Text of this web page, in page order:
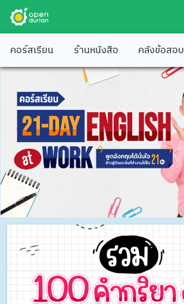
คอร์สเรียน ร้านหนังสือ คลังข้อสอบ